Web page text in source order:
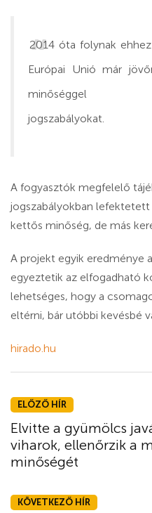
2014 óta folynak
Európai Unió már
jogszabályokat.
A fogyasztók megfelelő
jogszabályokban lefektetett
kettős minőség, de más
A projekt egyik eredménye
egyeztetik az elfogadható
lehetséges, hogy a
eltérni, bár utóbbi kevésbé
hirado.hu
ELŐZŐ HÍR
Elvitte a gyümölcs
viharok, ellenőrzik a
minőségét
KÖVETKEZŐ HÍR